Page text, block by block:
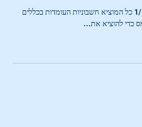
כללי: כידוע לפי הנחיות הממשלה החל מ- 1/1/24 כל המוציא חשבוניות העומדות בכללים
כדי להוציא את...